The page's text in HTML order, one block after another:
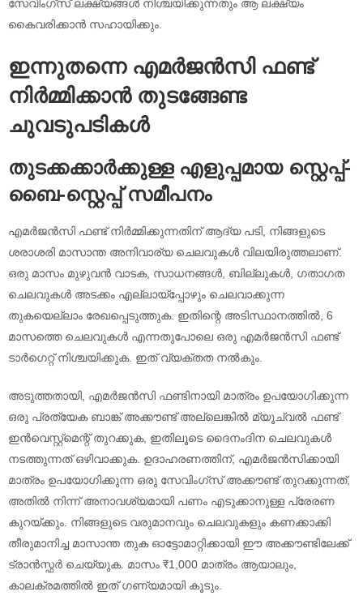
സേവിംഗ്സ് ലക്ഷ്യങ്ങൾ നിശ്ചയിക്കുന്നതും ആ ലക്ഷ്യം
കൈവരിക്കാൻ സഹായിക്കും.
ഇന്നുതന്നെ എമർജൻസി ഫണ്ട്
നിർമ്മിക്കാൻ തുടങ്ങേണ്ട
ചുവടുപടികൾ
തുടക്കക്കാർക്കുള്ള എളുപ്പമായ സ്റ്റെപ്പ്-
ബൈ-സ്റ്റെപ്പ് സമീപനം
എമർജൻസി ഫണ്ട് നിർമ്മിക്കുന്നതിന് ആദ്യ പടി, നിങ്ങളുടെ
ശരാശരി മാസാന്ത അനിവാര്യ ചെലവുകൾ വിലയിരുത്തലാണ്.
ഒരു മാസം മുഴുവൻ വാടക, സാധനങ്ങൾ, ബില്ലുകൾ, ഗതാഗത
ചെലവുകൾ അടക്കം എല്ലായ്പ്പോഴും ചെലവാക്കുന്ന
തുകയെല്ലാം രേഖപ്പെടുത്തുക. ഇതിന്റെ അടിസ്ഥാനത്തിൽ, 6
മാസത്തെ ചെലവുകൾ എന്നതുപോലെ ഒരു എമർജൻസി ഫണ്ട്
ടാർഗെറ്റ് നിശ്ചയിക്കുക. ഇത് വ്യക്തത നൽകും.
അടുത്തതായി, എമർജൻസി ഫണ്ടിനായി മാത്രം ഉപയോഗിക്കുന്ന
ഒരു പ്രത്യേക ബാങ്ക് അക്കൗണ്ട് അല്ലെങ്കിൽ മ്യൂച്വൽ ഫണ്ട്
ഇൻവെസ്റ്റ്മെന്റ് തുറക്കുക, ഇതിലൂടെ ദൈനംദിന ചെലവുകൾ
നടത്തുന്നത് ഒഴിവാക്കുക. ഉദാഹരണത്തിന്, എമർജൻസിക്കായി
മാത്രം ഉപയോഗിക്കുന്ന ഒരു സേവിംഗ്സ് അക്കൗണ്ട് തുറക്കുന്നത്,
അതിൽ നിന്ന് അനാവശ്യമായി പണം എടുക്കാനുള്ള പ്രേരണ
കുറയ്ക്കും. നിങ്ങളുടെ വരുമാനവും ചെലവുകളും കണക്കാക്കി
തീരുമാനിച്ച മാസാന്ത തുക ഓട്ടോമാറ്റിക്കായി ഈ അക്കൗണ്ടിലേക്ക്
ട്രാൻസ്ഫർ ചെയ്യുക. മാസം ₹1,000 മാത്രം ആയാലും,
കാലക്രമത്തിൽ ഇത് ഗണ്യമായി കൂടും.